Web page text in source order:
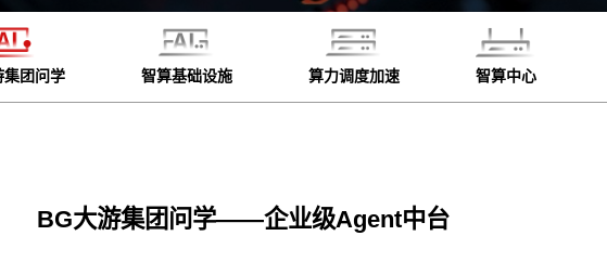
团问学 智算基础设施 算力调度加速 智算中心
BG大游集团问学——企业级Agent中台